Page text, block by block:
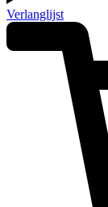
Verlanglijst